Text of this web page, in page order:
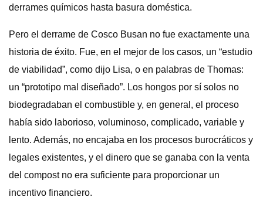
derrames químicos hasta basura doméstica.
Pero el derrame de Cosco Busan no fue exactamente una
historia de éxito. Fue, en el mejor de los casos, un “estudio
de viabilidad”, como dijo Lisa, o en palabras de Thomas:
un “prototipo mal diseñado”. Los hongos por sí solos no
biodegradaban el combustible y, en general, el proceso
había sido laborioso, voluminoso, complicado, variable y
lento. Además, no encajaba en los procesos burocráticos y
legales existentes, y el dinero que se ganaba con la venta
del compost no era suficiente para proporcionar un
incentivo financiero.